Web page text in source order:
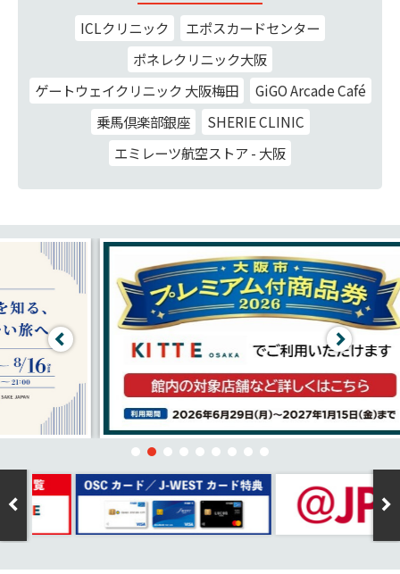
ICLクリニック
エポスカードセンター
ポネレクリニック大阪
ゲートウェイクリニック 大阪梅田
GiGO Arcade Café
乗馬倶楽部銀座
SHERIE CLINIC
エミレーツ航空ストア - 大阪